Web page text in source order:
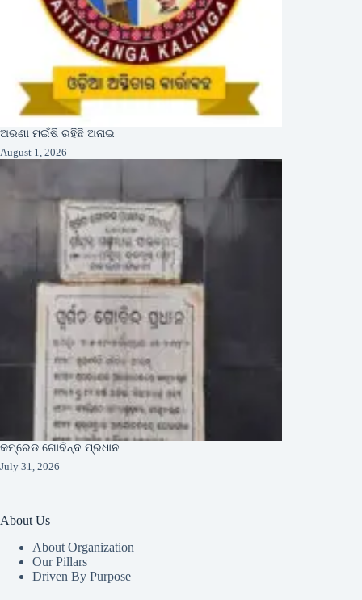
ଅରଣା ମଇଁଷି ରହିଛି ଅନାଇ
August 1, 2026
କମ୍ରେଡ ଗୋବିନ୍ଦ ପ୍ରଧାନ
July 31, 2026
About Us
About Organization
Our Pillars
Driven By Purpose​